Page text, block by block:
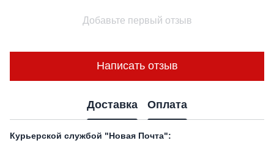
Добавьте первый отзыв
Написать отзыв
Доставка Оплата
Курьерской службой "Новая Почта":